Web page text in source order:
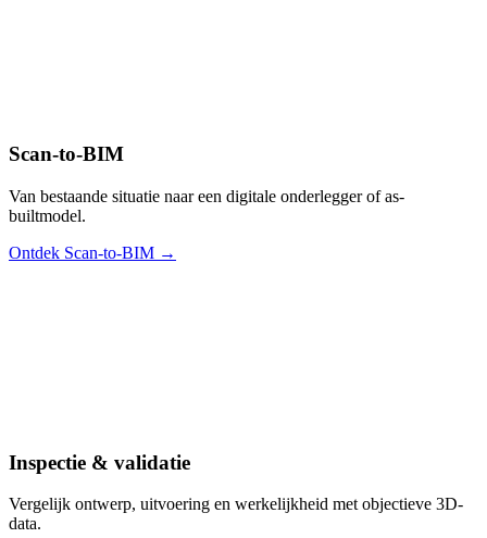
Scan-to-BIM
Van bestaande situatie naar een digitale onderlegger of as-
builtmodel.
Ontdek Scan-to-BIM →
Inspectie & validatie
Vergelijk ontwerp, uitvoering en werkelijkheid met objectieve 3D-
data.